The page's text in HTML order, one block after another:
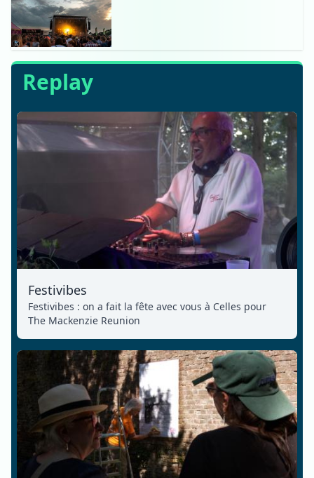
Replay
Festivibes
Festivibes : on a fait la fête avec vous à Celles pour
The Mackenzie Reunion